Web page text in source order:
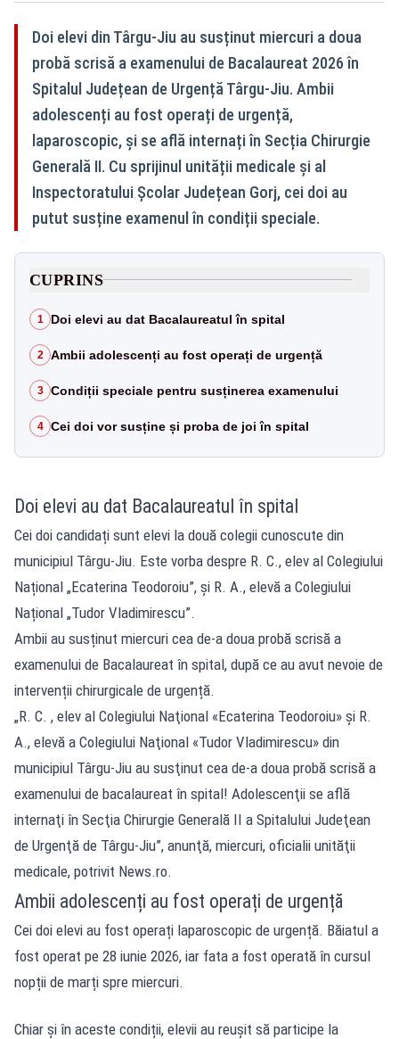
Doi elevi din Târgu-Jiu au susținut miercuri a doua
probă scrisă a examenului de Bacalaureat 2026 în
Spitalul Județean de Urgență Târgu-Jiu. Ambii
adolescenți au fost operați de urgență,
laparoscopic, și se află internați în Secția Chirurgie
Generală II. Cu sprijinul unității medicale și al
Inspectoratului Școlar Județean Gorj, cei doi au
putut susține examenul în condiții speciale.
CUPRINS
1 Doi elevi au dat Bacalaureatul în spital
2 Ambii adolescenți au fost operați de urgență
3 Condiții speciale pentru susținerea examenului
4 Cei doi vor susține și proba de joi în spital
Doi elevi au dat Bacalaureatul în spital
Cei doi candidați sunt elevi la două colegii cunoscute din
municipiul Târgu-Jiu. Este vorba despre R. C., elev al Colegiului
Național „Ecaterina Teodoroiu”, și R. A., elevă a Colegiului
Național „Tudor Vladimirescu”.
Ambii au susținut miercuri cea de-a doua probă scrisă a
examenului de Bacalaureat în spital, după ce au avut nevoie de
intervenții chirurgicale de urgență.
„R. C. , elev al Colegiului Naţional «Ecaterina Teodoroiu» şi R.
A., elevă a Colegiului Naţional «Tudor Vladimirescu» din
municipiul Târgu-Jiu au susţinut cea de-a doua probă scrisă a
examenului de bacalaureat în spital! Adolescenţii se află
internaţi în Secţia Chirurgie Generală II a Spitalului Judeţean
de Urgenţă de Târgu-Jiu”, anunţă, miercuri, oficialii unităţii
medicale, potrivit News.ro.
Ambii adolescenți au fost operați de urgență
Cei doi elevi au fost operați laparoscopic de urgență. Băiatul a
fost operat pe 28 iunie 2026, iar fata a fost operată în cursul
nopții de marți spre miercuri.
Chiar și în aceste condiții, elevii au reușit să participe la